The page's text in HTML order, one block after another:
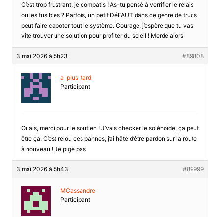
C’est trop frustrant, je compatis ! As-tu pensè à verrifier le relais
ou les fusibles ? Parfois, un petit DéFAUT dans ce genre de trucs
peut faire capoter tout le système. Courage, j’espère que tu vas
vite trouver une solution pour profiter du soleil ! Merde alors
3 mai 2026 à 5h23 #89808
a_plus_tard
Participant
Ouais, merci pour le soutien ! J’vais checker le solénoïde, ça peut
être ça. C’est relou ces pannes, j’ai hâte d’être pardon sur la route
à nouveau ! Je pige pas
3 mai 2026 à 5h43 #89999
MCassandre
Participant